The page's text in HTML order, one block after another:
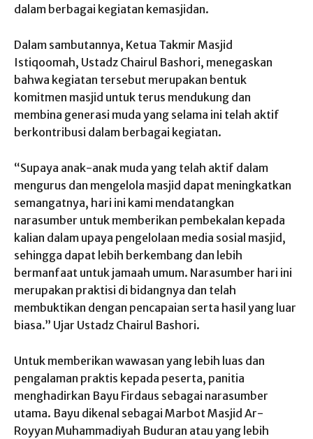
dalam berbagai kegiatan kemasjidan.
Dalam sambutannya, Ketua Takmir Masjid
Istiqoomah, Ustadz Chairul Bashori, menegaskan
bahwa kegiatan tersebut merupakan bentuk
komitmen masjid untuk terus mendukung dan
membina generasi muda yang selama ini telah aktif
berkontribusi dalam berbagai kegiatan.
“Supaya anak-anak muda yang telah aktif dalam
mengurus dan mengelola masjid dapat meningkatkan
semangatnya, hari ini kami mendatangkan
narasumber untuk memberikan pembekalan kepada
kalian dalam upaya pengelolaan media sosial masjid,
sehingga dapat lebih berkembang dan lebih
bermanfaat untuk jamaah umum. Narasumber hari ini
merupakan praktisi di bidangnya dan telah
membuktikan dengan pencapaian serta hasil yang luar
biasa.” Ujar Ustadz Chairul Bashori.
Untuk memberikan wawasan yang lebih luas dan
pengalaman praktis kepada peserta, panitia
menghadirkan Bayu Firdaus sebagai narasumber
utama. Bayu dikenal sebagai Marbot Masjid Ar-
Royyan Muhammadiyah Buduran atau yang lebih